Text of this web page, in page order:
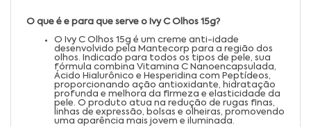
O que é e para que serve o Ivy C Olhos 15g?
O Ivy C Olhos 15g é um creme anti-idade
desenvolvido pela Mantecorp para a região dos
olhos. Indicado para todos os tipos de pele, sua
fórmula combina Vitamina C Nanoencapsulada,
Ácido Hialurônico e Hesperidina com Peptídeos,
proporcionando ação antioxidante, hidratação
profunda e melhora da firmeza e elasticidade da
pele. O produto atua na redução de rugas finas,
linhas de expressão, bolsas e olheiras, promovendo
uma aparência mais jovem e iluminada.